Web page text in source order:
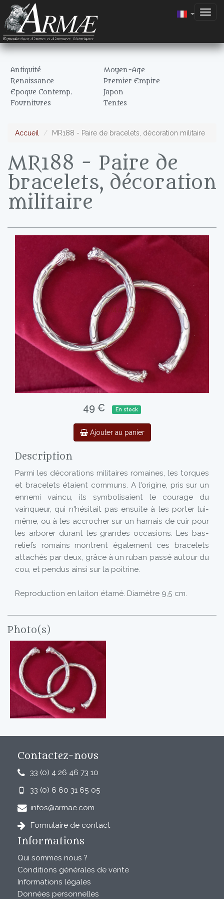
Antiquité
Moyen-Age
Renaissance
Premier Empire
Epoque Contemp.
Japon
Fournitures
Tentes
Accueil MR188 - Paire de bracelets, décoration militaire
MR188 - Paire de
bracelets, décoration
militaire
49 € En stock
Ajouter au panier
Description
Parmi les décorations militaires romaines, les torques
et bracelets étaient communs. A l'origine, pris sur un
ennemi vaincu, ils symbolisaient le courage du
vainqueur, qui n'hésitait pas ensuite à les porter lui-
même, ou à les accrocher sur un harnais de cuir pour
les arborer durant les grandes occasions. Les bas-
reliefs romains montrent également ces bracelets
attachés par deux, grâce à un ruban passé autour du
cou, et pendus ainsi sur la poitrine.
Reproduction en laiton étamé. Diamètre 9,5 cm.
Photo(s)
Contactez-nous
33 (0) 4 26 46 73 10
33 (0) 6 60 31 65 05
infos@armae.com
Formulaire de contact
Informations
Qui sommes nous ?
Conditions générales de vente
Informations légales
Données personnelles